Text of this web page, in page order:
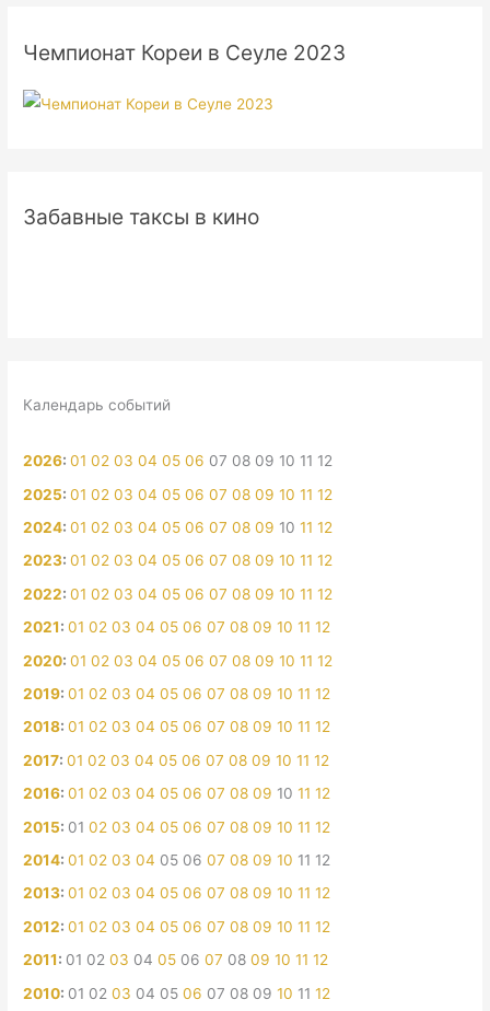
Чемпионат Кореи в Сеуле 2023
Забавные таксы в кино
Календарь событий
2026:01 02 03 04 05 06 07 08 09 10 11 12
2025:01 02 03 04 05 06 07 08 09 10 11 12
2024:01 02 03 04 05 06 07 08 09 10 11 12
2023:01 02 03 04 05 06 07 08 09 10 11 12
2022:01 02 03 04 05 06 07 08 09 10 11 12
2021:01 02 03 04 05 06 07 08 09 10 11 12
2020:01 02 03 04 05 06 07 08 09 10 11 12
2019:01 02 03 04 05 06 07 08 09 10 11 12
2018:01 02 03 04 05 06 07 08 09 10 11 12
2017:01 02 03 04 05 06 07 08 09 10 11 12
2016:01 02 03 04 05 06 07 08 09 10 11 12
2015: 01 02 03 04 05 06 07 08 09 10 11 12
2014:01 02 03 04 05 06 07 08 09 10 11 12
2013:01 02 03 04 05 06 07 08 09 10 11 12
2012:01 02 03 04 05 06 07 08 09 10 11 12
2011: 01 02 03 04 05 06 07 08 09 10 11 12
2010: 01 02 03 04 05 06 07 08 09 10 11 12